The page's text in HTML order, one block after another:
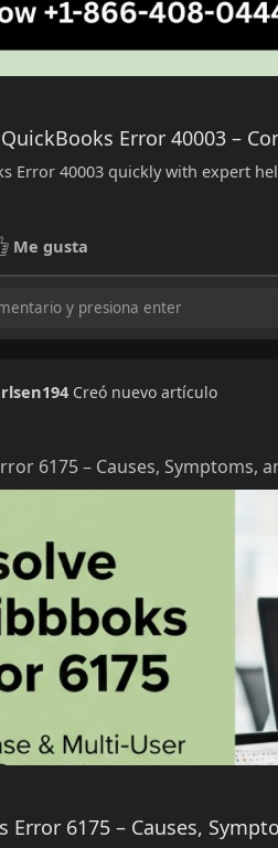
Error 40003 –
Error 40003 quickly with expert
Me gusta
Creó nuevo artículo
6175 – Causes, Symptoms,
Error 6175 – Causes,